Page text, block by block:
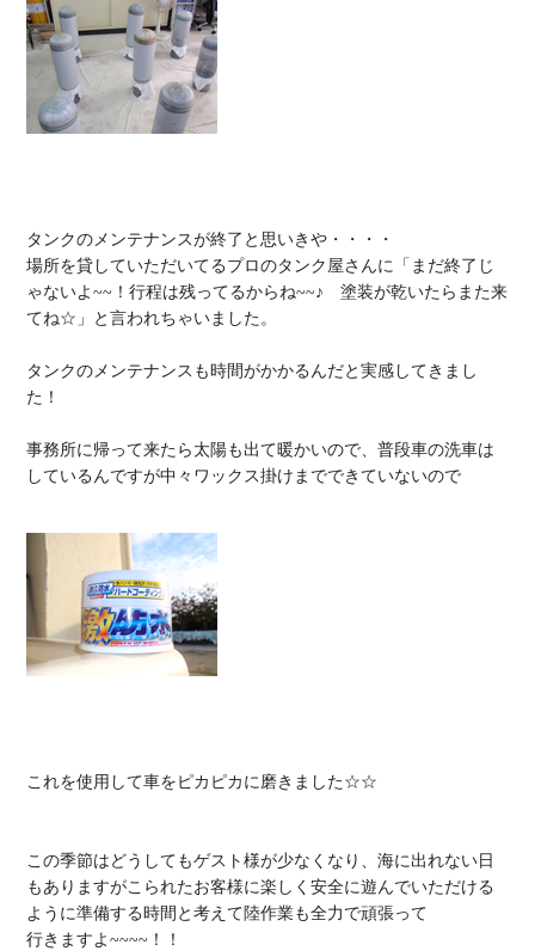
タンクのメンテナンスが終了と思いきや・・・・
場所を貸していただいてるプロのタンク屋さんに「まだ終了じ
ゃないよ~~！行程は残ってるからね~~♪　塗装が乾いたらまた来
てね☆」と言われちゃいました。
タンクのメンテナンスも時間がかかるんだと実感してきまし
た！
事務所に帰って来たら太陽も出て暖かいので、普段車の洗車は
しているんですが中々ワックス掛けまでできていないので
これを使用して車をピカピカに磨きました☆☆
この季節はどうしてもゲスト様が少なくなり、海に出れない日
もありますがこられたお客様に楽しく安全に遊んでいただける
ように準備する時間と考えて陸作業も全力で頑張って
行きますよ~~~~！！